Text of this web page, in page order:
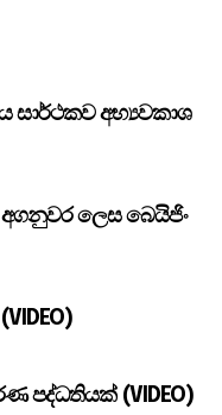
සාර්ථකව අභ්‍යවකාශ
ලෙස බෙයිජිං
(VIDEO)